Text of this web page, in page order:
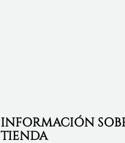
INFORMACIÓN
TIENDA